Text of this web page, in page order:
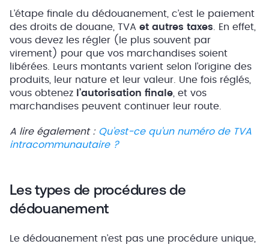
L’étape finale du dédouanement, c’est le paiement
des droits de douane, TVA et autres taxes . En effet,
vous devez les régler (le plus souvent par
virement) pour que vos marchandises soient
libérées. Leurs montants varient selon l’origine des
produits, leur nature et leur valeur. Une fois réglés,
vous obtenez
l’autorisation finale , et vos
marchandises peuvent continuer leur route.
A lire également : Qu’est-ce qu’un numéro de TVA
intracommunautaire ?
Les types de procédures de
dédouanement
Le dédouanement n’est pas une procédure unique,